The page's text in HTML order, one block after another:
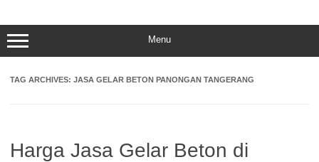
Menu
TAG ARCHIVES: JASA GELAR BETON PANONGAN TANGERANG
Harga Jasa Gelar Beton di